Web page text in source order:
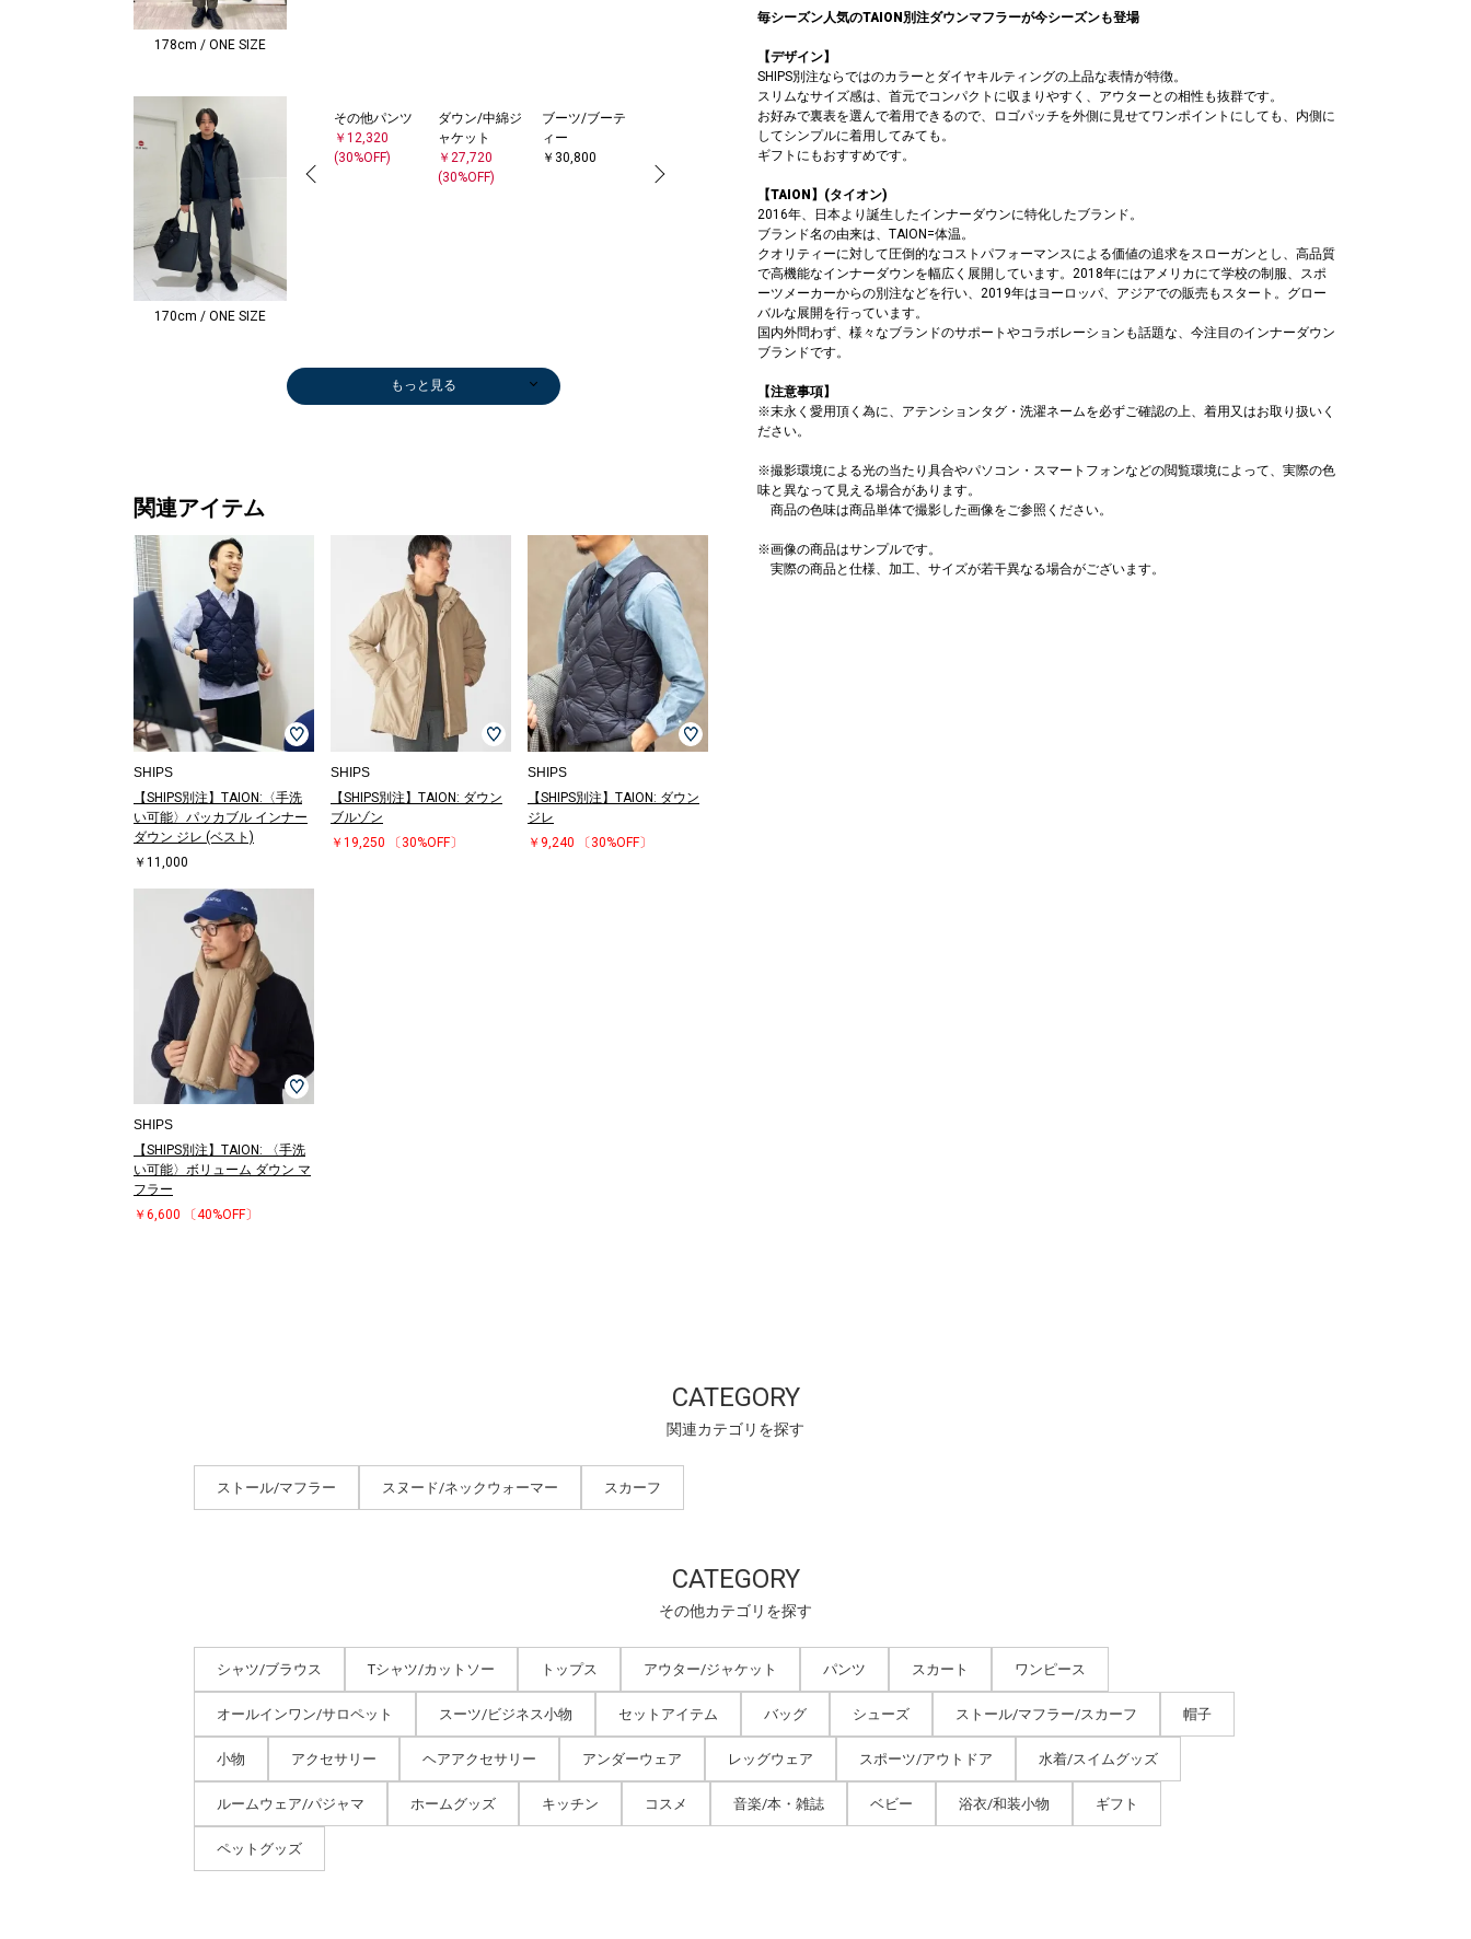
178cm / ONE SIZE
170cm / ONE SIZE
その他パンツ
￥12,320
(30%OFF)
ダウン/中綿ジ
ャケット
￥27,720
(30%OFF)
ブーツ/ブーテ
ィー
￥30,800
(30%OFF)
トートバッグ
￥17,050
手袋
￥6,622
(30%OFF)
￥10,780
その他パンツ
￥11,550
ダウン/中綿ジ
ャケット
ニット/セータ
ー
￥13,200
ンダー
￥17,050
￥6,930
Tシャツ/カット
ソー
その他パンツ
￥10,395
ベスト
￥9,900
その他アウター
￥15,840
(40%OFF)
Tシャツ/カット
ソー
パーカー
￥8,250
その他パンツ
￥7,700
もっと見る
関連アイテム
SHIPS
【SHIPS別注】TAION:〈手洗
い可能〉パッカブル インナー
ダウン ジレ (ベスト)
￥11,000
SHIPS
【SHIPS別注】TAION: ダウン
ブルゾン
￥19,250
〔30%OFF〕
SHIPS
【SHIPS別注】TAION: ダウン
ジレ
￥9,240
〔30%OFF〕
SHIPS
【SHIPS別注】TAION: 〈手洗
い可能〉ボリューム ダウン マ
フラー
￥6,600
〔40%OFF〕
毎シーズン人気のTAION別注ダウンマフラーが今シーズンも登場
【デザイン】
SHIPS別注ならではのカラーとダイヤキルティングの上品な表情が特徴。
スリムなサイズ感は、首元でコンパクトに収まりやすく、アウターとの相性も抜群です。
お好みで裏表を選んで着用できるので、ロゴパッチを外側に見せてワンポイントにしても、内側に
してシンプルに着用してみても。
ギフトにもおすすめです。
【TAION】(タイオン)
2016年、日本より誕生したインナーダウンに特化したブランド。
ブランド名の由来は、TAION=体温。
クオリティーに対して圧倒的なコストパフォーマンスによる価値の追求をスローガンとし、高品質
で高機能なインナーダウンを幅広く展開しています。2018年にはアメリカにて学校の制服、スポ
ーツメーカーからの別注などを行い、2019年はヨーロッパ、アジアでの販売もスタート。グロー
バルな展開を行っています。
国内外問わず、様々なブランドのサポートやコラボレーションも話題な、今注目のインナーダウン
ブランドです。
【注意事項】
※末永く愛用頂く為に、アテンションタグ・洗濯ネームを必ずご確認の上、着用又はお取り扱いく
ださい。
※撮影環境による光の当たり具合やパソコン・スマートフォンなどの閲覧環境によって、実際の色
味と異なって見える場合があります。
商品の色味は商品単体で撮影した画像をご参照ください。
※画像の商品はサンプルです。
実際の商品と仕様、加工、サイズが若干異なる場合がございます。
CATEGORY
関連カテゴリを探す
ストール/マフラー スヌード/ネックウォーマー スカーフ
CATEGORY
その他カテゴリを探す
シャツ/ブラウス Tシャツ/カットソー トップス アウター/ジャケット パンツ スカート ワンピース
オールインワン/サロペット スーツ/ビジネス小物 セットアイテム バッグ シューズ ストール/マフラー/スカーフ 帽子
小物 アクセサリー ヘアアクセサリー アンダーウェア レッグウェア スポーツ/アウトドア 水着/スイムグッズ
ルームウェア/パジャマ ホームグッズ キッチン コスメ 音楽/本・雑誌 ベビー 浴衣/和装小物 ギフト
ペットグッズ